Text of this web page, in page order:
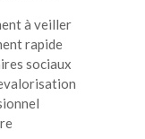
à veiller
rapide
sociaux